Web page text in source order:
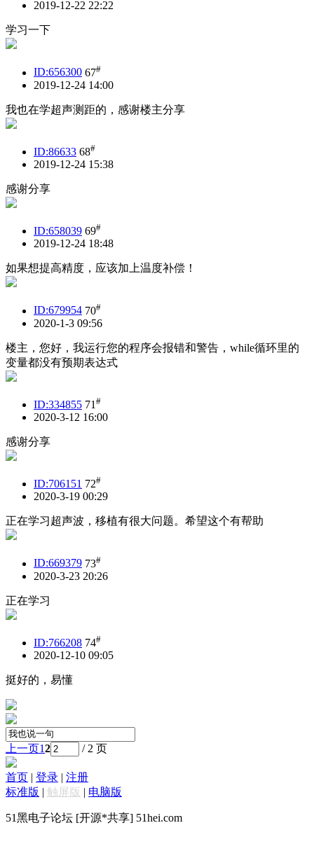
2019-12-22 22:22
学习一下
ID:656300 67#
2019-12-24 14:00
我也在学超声测距的，感谢楼主分享
ID:86633 68#
2019-12-24 15:38
感谢分享
ID:658039 69#
2019-12-24 18:48
如果想提高精度，应该加上温度补偿！
ID:679954 70#
2020-1-3 09:56
楼主，您好，我运行您的程序会报错和警告，while循环里的
变量都没有预期表达式
ID:334855 71 #
2020-3-12 16:00
感谢分享
ID:706151 72#
2020-3-19 00:29
正在学习超声波，移植有很大问题。希望这个有帮助
ID:669379 73#
2020-3-23 20:26
正在学习
ID:766208 74#
2020-12-10 09:05
挺好的，易懂
上一页12 / 2 页
首页 | 登录 | 注册
标准版 | 触屏版 | 电脑版
51黑电子论坛 [开源*共享] 51hei.com